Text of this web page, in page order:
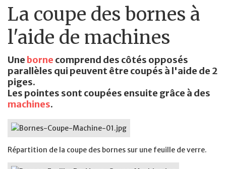
La coupe des bornes à
l'aide de machines
Une borne comprend des côtés opposés
parallèles qui peuvent être coupés à l'aide de 2
piges.
Les pointes sont coupées ensuite grâce à des
machines.
Répartition de la coupe des bornes sur une feuille de verre.